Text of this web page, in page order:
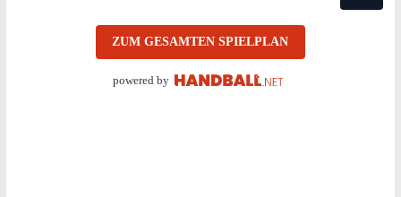
ZUM GESAMTEN SPIELPLAN
powered by